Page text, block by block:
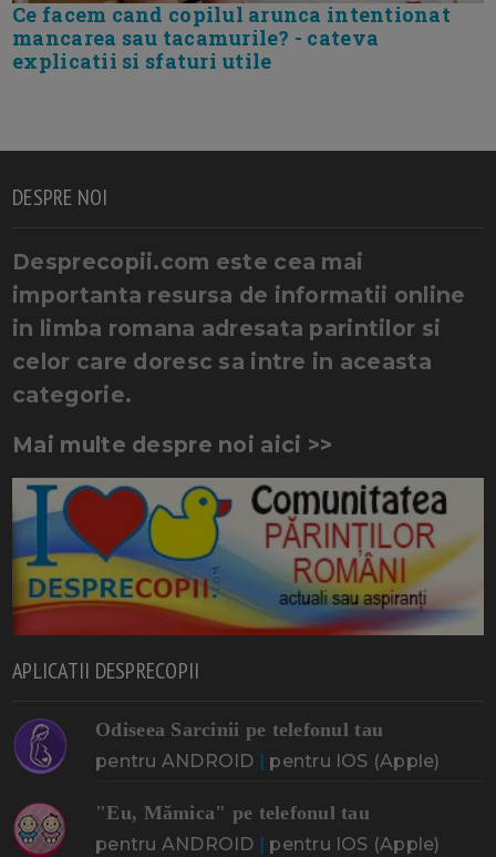
Ce facem cand copilul arunca intentionat
mancarea sau tacamurile? - cateva
explicatii si sfaturi utile
DESPRE NOI
Desprecopii.com este cea mai
importanta resursa de informatii online
in limba romana adresata parintilor si
celor care doresc sa intre in aceasta
categorie.
Mai multe despre noi aici >>
APLICATII DESPRECOPII
Odiseea Sarcinii pe telefonul tau
pentru ANDROID | pentru IOS (Apple)
"Eu, Mămica" pe telefonul tau
pentru ANDROID | pentru IOS (Apple)